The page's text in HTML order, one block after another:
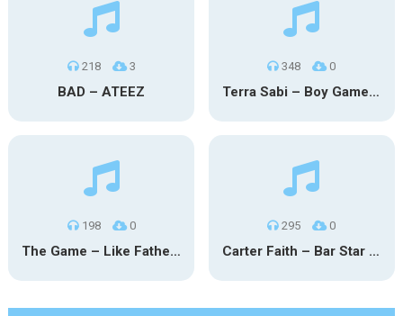
218 3
BAD – ATEEZ
348 0
Terra Sabi – Boy Game X Marcia Cruz
198 0
The Game – Like Father Like Daughter
295 0
Carter Faith – Bar Star Vevo